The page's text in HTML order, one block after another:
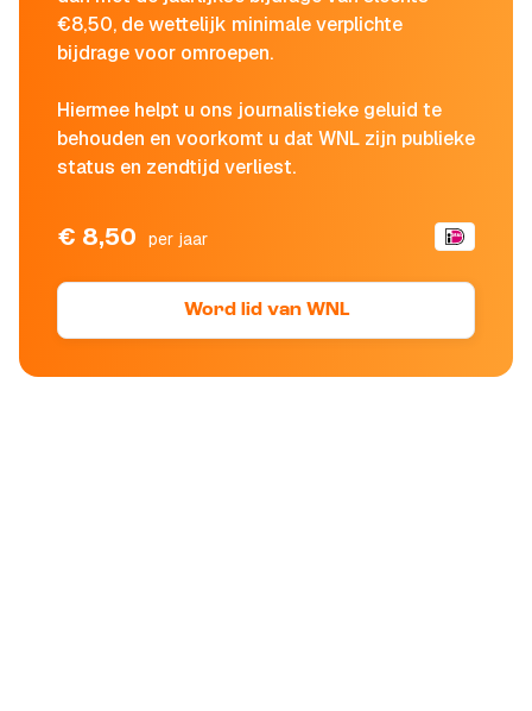
€8,50, de wettelijk minimale verplichte
bijdrage voor omroepen.
Hiermee helpt u ons journalistieke geluid te
behouden en voorkomt u dat WNL zijn publieke
status en zendtijd verliest.
€ 8,50 per jaar
Word lid van WNL